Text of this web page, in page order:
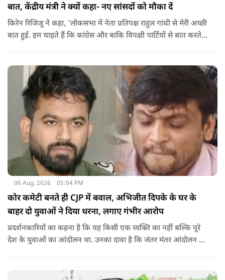
बात, केंद्रीय मंत्री ने क्यों कहा- नए सांसदों को मौका दें
किरेन रिजिजू ने कहा, 'लोकसभा में नेता प्रतिपक्ष राहुल गांधी से मेरी अच्छी
बात हुई. हम चाहते हैं कि कांग्रेस और बाकि विपक्षी पार्टियों से बात करते
06 Aug, 2026 05:04 PM
कोर कमेटी बनते ही CJP में बवाल, अभिजीत दिपके के घर के
बाहर दो युवाओं ने दिया धरना, लगाए गंभीर आरोप
प्रदर्शनकारियों का कहना है कि यह किसी एक व्यक्ति का नहीं बल्कि पूरे
देश के युवाओं का आंदोलन था. उनका दावा है कि जंतर मंतर आंदोलन से